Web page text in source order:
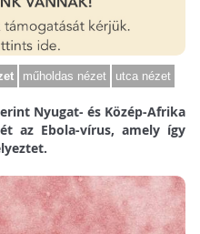
műholdas nézet utca nézet
Nyugat- és Közép-Afrika
az Ebola-vírus, amely így